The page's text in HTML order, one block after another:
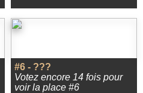
#6 - ???
Votez encore 14 fois pour
voir la place #6